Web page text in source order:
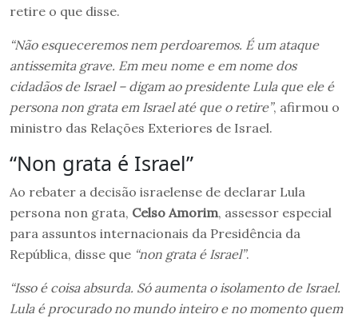
retire o que disse.
“Não esqueceremos nem perdoaremos. É um ataque
antissemita grave. Em meu nome e em nome dos
cidadãos de Israel – digam ao presidente Lula que ele é
persona non grata em Israel até que o retire”, afirmou o
ministro das Relações Exteriores de Israel.
“Non grata é Israel”
Ao rebater a decisão israelense de declarar Lula
persona non grata, Celso Amorim, assessor especial
para assuntos internacionais da Presidência da
República, disse que “non grata é Israel”.
“Isso é coisa absurda. Só aumenta o isolamento de Israel.
Lula é procurado no mundo inteiro e no momento quem